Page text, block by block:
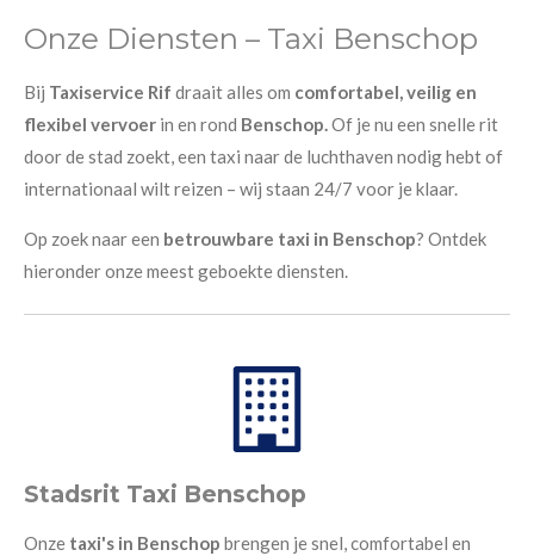
Onze Diensten – Taxi Benschop
Bij Taxiservice Rif draait alles om comfortabel, veilig en
flexibel vervoer in en rond Benschop.Of je nu een snelle rit
door de stad zoekt, een taxi naar de luchthaven nodig hebt of
internationaal wilt reizen – wij staan 24/7 voor je klaar.
Op zoek naar een betrouwbare taxi in Benschop? Ontdek
hieronder onze meest geboekte diensten.
Stadsrit Taxi Benschop
Onze taxi's in Benschop brengen je snel, comfortabel en